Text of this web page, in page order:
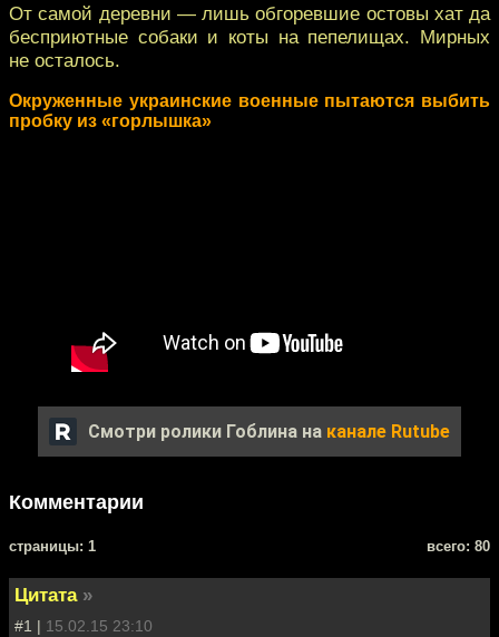
От самой деревни — лишь обгоревшие остовы хат да
бесприютные собаки и коты на пепелищах. Мирных
не осталось.
Окруженные украинские военные пытаются выбить
пробку из «горлышка»
Смотри ролики Гоблина на канале Rutube
Комментарии
cтраницы: 1 всего: 80
Цитата »
#1 | 15.02.15 23:10